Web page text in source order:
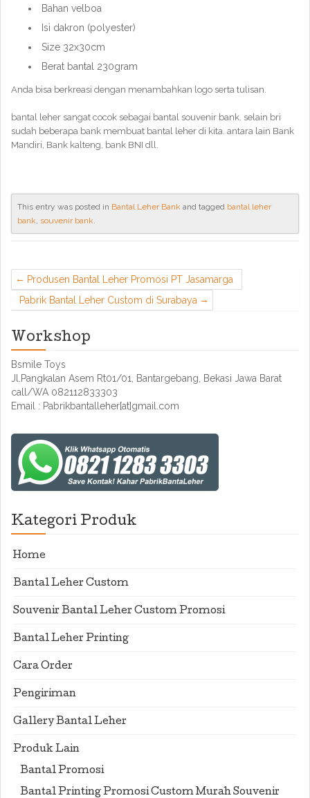
Bahan velboa
Isi dakron (polyester)
Size 32x30cm
Berat bantal 230gram
Anda bisa berkreasi dengan menambahkan logo serta tulisan.
bantal leher sangat cocok sebagai bantal souvenir bank. selain bri
sudah beberapa bank membuat bantal leher di kita. antara lain Bank
Mandiri, Bank kalteng, bank BNI dll.
This entry was posted in Bantal Leher Bank and tagged bantal leher
bank, souvenir bank.
Produsen Bantal Leher Promosi PT Jasamarga
Pabrik Bantal Leher Custom di Surabaya
Workshop
Bsmile Toys
Jl.Pangkalan Asem Rt01/01, Bantargebang, Bekasi Jawa Barat
call/WA 082112833303
Email : Pabrikbantalleher[at]gmail.com
Kategori Produk
Home
Bantal Leher Custom
Souvenir Bantal Leher Custom Promosi
Bantal Leher Printing
Cara Order
Pengiriman
Gallery Bantal Leher
Produk Lain
Bantal Promosi
Bantal Printing Promosi Custom Murah Souvenir